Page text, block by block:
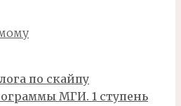
по скайпу
МГИ. 1 ступень